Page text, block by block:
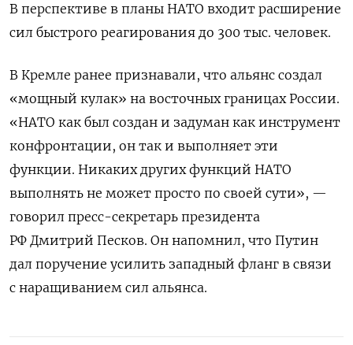
В перспективе в планы НАТО входит расширение
сил быстрого реагирования до 300 тыс. человек.
В Кремле ранее признавали, что альянс создал
«мощный кулак» на восточных границах России.
«НАТО как был создан и задуман как инструмент
конфронтации, он так и выполняет эти
функции. Никаких других функций НАТО
выполнять не может просто по своей сути», —
говорил пресс-секретарь президента
РФ Дмитрий Песков. Он напомнил, что Путин
дал поручение усилить западный фланг в связи
с наращиванием сил альянса.